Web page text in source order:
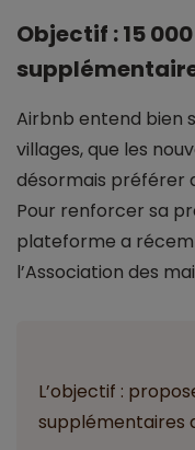
Objectif : 15
Airbnb entend bien
villages, que les
désormais préférer
Pour renforcer sa
plateforme a
l’Association des
L’objectif :
supplémentaires